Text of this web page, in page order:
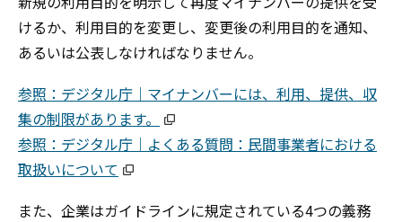
けるか、利用目的を変更し、変更後の利用目的を通知、
あるいは公表しなければなりません。
参照：デジタル庁｜マイナンバーには、利用、提供、収
集の制限があります。
参照：デジタル庁｜よくある質問：民間事業者における
取扱いについて
また、企業はガイドラインに規定されている4つの義務